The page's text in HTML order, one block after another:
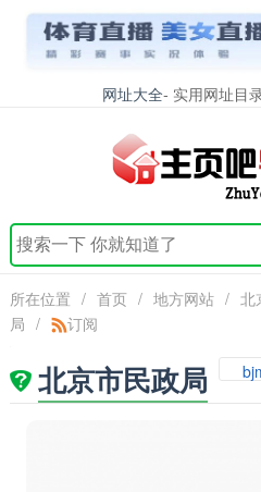
网址大全- 实用网址目
所在位置 / 首页 / 地方网站 / 北
局 / 订阅
北京市民政局